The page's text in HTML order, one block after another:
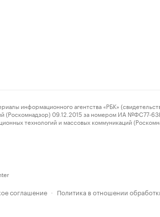
агентства «РБК»
09.12.2015 за номером ИА №ФС77-
технологий и массовых коммуникаций
соглашение · Политика в отношении